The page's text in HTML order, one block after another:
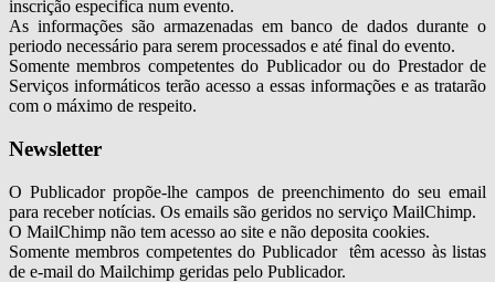
inscrição especifica num evento.
As informações são armazenadas em banco de dados durante o
periodo necessário para serem processados e até final do evento.
Somente membros competentes do Publicador ou do Prestador de
Serviços informáticos terão acesso a essas informações e as tratarão
com o máximo de respeito.
Newsletter
O Publicador propõe-lhe campos de preenchimento do seu email
para receber notícias. Os emails são geridos no serviço MailChimp.
O MailChimp não tem acesso ao site e não deposita cookies.
Somente membros competentes do Publicador têm acesso às listas
de e-mail do Mailchimp geridas pelo Publicador.